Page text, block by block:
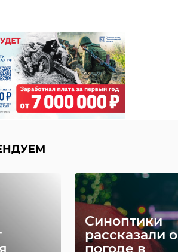
Синоптики
рассказали о
части
подмышкам,
— именно в
местах
крупные
так вы
наладить
во
— подчеркнул
Ковалев.